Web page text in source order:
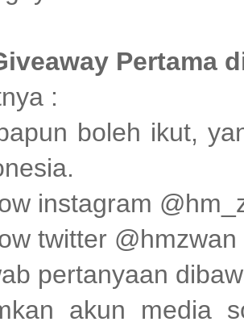
Pertama
:
boleh ikut,
instagram
twitter @hmzwan
pertanyaan
akun media